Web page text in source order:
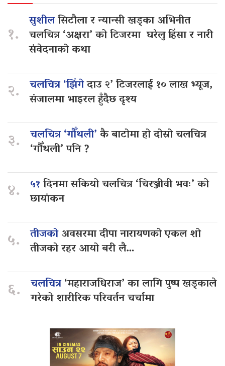
१.
सुशीलसिटौला र न्यान्सी खड्का अभिनीत
चलचित्र ‘अक्षरा’ को टिजरमा घरेलु हिंसा र नारी
संवेदनाको कथा
२. चलचित्र ‘झिंगेदाउ २’ टिजरलाई १० लाख भ्यूज,
संजालमा भाइरल हुँदैछ दृश्य
३. चलचित्र ‘गौँथली’कै बाटोमा हो दोस्रो चलचित्र
‘गौँथली’ पनि ?
४. ५१दिनमा सकियो चलचित्र ‘चिरञ्जीवी भवः’ को
छायांकन
५. तीजकोअवसरमा दीपा नारायणको एकल शो
तीजको रहर आयो बरी लै…
६. चलचित्र‘महाराजधिराज’ का लागि पुष्प खड्काले
गरेको शारीरिक परिवर्तन चर्चामा